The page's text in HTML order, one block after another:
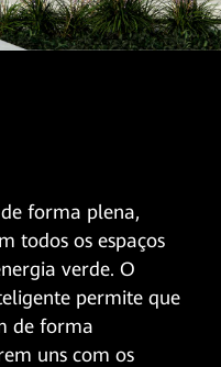
forma plena,
todos os espaços
verde. O
permite que
de forma
uns com os